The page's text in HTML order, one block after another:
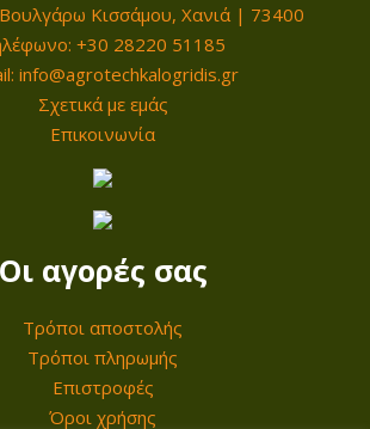
Κισσάμου, Χανιά | 73400
+30 28220 51185
info@agrotechkalogridis.gr
Σχετικά με εμάς
Επικοινωνία
Οι αγορές σας
Τρόποι αποστολής
Τρόποι πληρωμής
Επιστροφές
Όροι χρήσης